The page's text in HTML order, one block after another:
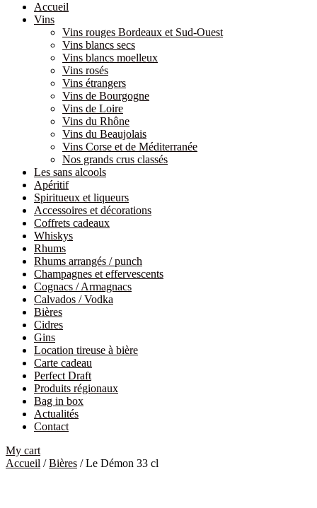
Accueil
Vins
Vins rouges Bordeaux et Sud-Ouest
Vins blancs secs
Vins blancs moelleux
Vins rosés
Vins étrangers
Vins de Bourgogne
Vins de Loire
Vins du Rhône
Vins du Beaujolais
Vins Corse et de Méditerranée
Nos grands crus classés
Les sans alcools
Apéritif
Spiritueux et liqueurs
Accessoires et décorations
Coffrets cadeaux
Whiskys
Rhums
Rhums arrangés / punch
Champagnes et effervescents
Cognacs / Armagnacs
Calvados / Vodka
Bières
Cidres
Gins
Location tireuse à bière
Carte cadeau
Perfect Draft
Produits régionaux
Bag in box
Actualités
Contact
My cart
Accueil /Bières / Le Démon 33 cl